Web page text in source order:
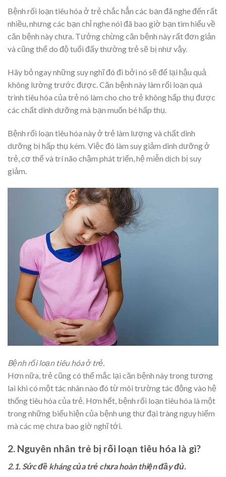
Bệnh rối loạn tiêu hóa ở trẻ chắc hẳn các bạn đã nghe đến rất
nhiều, nhưng các bạn chỉ nghe nói đã bao giờ bạn tìm hiểu về
căn bệnh này chưa. Tưởng chừng căn bệnh này rất đơn giản
và cũng thể do độ tuổi đấy thường trẻ sẽ bị như vậy.
Hãy bỏ ngay những suy nghĩ đó đi bởi nó sẽ để lại hậu quả
không lường trước được. Căn bệnh này làm rối loạn quá
trình tiêu hóa của trẻ nó làm cho cho trẻ không hấp thụ được
các chất dinh dưỡng mà bạn muốn bé hấp thụ.
Bệnh rối loạn tiêu hóa này ở trẻ làm lượng và chất dinh
dưỡng bị hấp thụ kém. Việc đó làm suy giảm dinh dưỡng ở
trẻ, cơ thể và trí não chậm phát triển, hệ miễn dịch bị suy
giảm.
Bệnh rối loạn tiêu hóa ở trẻ.
Hơn nữa, trẻ cũng có thể mắc lại căn bệnh này trong tương
lai khi có một tác nhân nào đó từ môi trường tác động vào hệ
thống tiêu hóa của trẻ. Hơn hết, bệnh rối loạn tiêu hóa là một
trong những biểu hiện của bệnh ung thư đại tràng nguy hiểm
mà các mẹ chưa bao giờ nghĩ tới.
2. Nguyên nhân trẻ bị rối loạn tiêu hóa là gì?
2.1. Sức đề kháng của trẻ chưa hoàn thiện đầy đủ.